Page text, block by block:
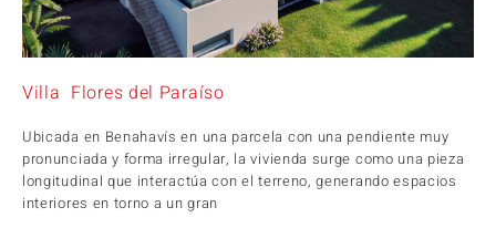
Villa Flores del Paraíso
Ubicada en Benahavís en una parcela con una pendiente muy
pronunciada y forma irregular, la vivienda surge como una pieza
longitudinal que interactúa con el terreno, generando espacios
interiores en torno a un gran